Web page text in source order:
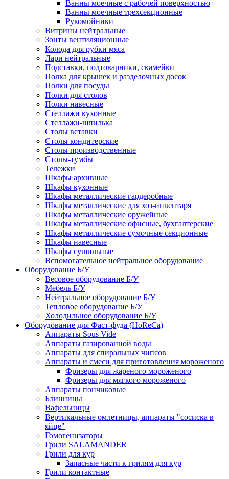
Ванны моечные с рабочей поверхностью
Ванны моечные трехсекционные
Рукомойники
Витрины нейтральные
Зонты вентиляционные
Колода для рубки мяса
Лари нейтральные
Подставки, подтоварники, скамейки
Полка для крышек и разделочных досок
Полки для посуды
Полки для столов
Полки навесные
Стеллажи кухонные
Стеллажи-шпилька
Столы вставки
Столы кондитерские
Столы производственные
Столы-тумбы
Тележки
Шкафы архивные
Шкафы кухонные
Шкафы металлические гардеробные
Шкафы металлические для хоз-инвентаря
Шкафы металлические оружейные
Шкафы металлические офисные, бухгалтерские
Шкафы металлические сумочные секционные
Шкафы навесные
Шкафы сушильные
Вспомогательное нейтральное оборудование
Оборудование Б/У
Весовое оборудование Б/У
Мебель Б/У
Нейтральное оборудование Б/У
Тепловое оборудование Б/У
Холодильное оборудование Б/У
Оборудование для Фаст-фуда (HoReCa)
Аппараты Sous Vide
Аппараты газированной воды
Аппараты для спиральных чипсов
Аппараты и смеси для приготовления мороженого
Фризеры для жареного мороженого
Фризеры для мягкого мороженого
Аппараты пончиковые
Блинницы
Вафельницы
Вертикальные омлетницы, аппараты "сосиска в
яйце"
Гомогенизаторы
Грили SALAMANDER
Грили для кур
Запасные части к грилям для кур
Грили контактные